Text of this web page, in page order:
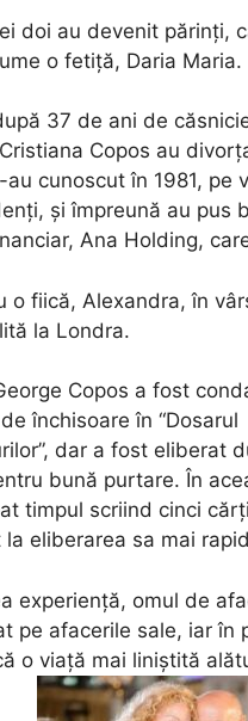
doi au devenit părinți,
o fetiță, Daria Maria.
37 de ani de
Copos au
cunoscut în 1981, pe
și împreună au pus
Ana Holding,
o fiică, Alexandra, în
la Londra.
Copos a fost
închisoare în “Dosarul
dar a fost eliberat
bună purtare. În
timpul scriind cinci
eliberarea sa mai
experiență, omul de
pe afacerile sale, iar în
o viață mai liniștită